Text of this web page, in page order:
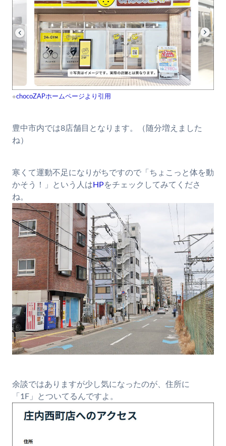
※chocoZAPホームページより引用
豊中市内では8店舗目となります。（随分増えました
ね）
寒くて運動不足になりがちですので「ちょこっと体を動
かそう！」という人は HPをチェックしてみてくださ
ね。
余談ではありますが少し気になったのが、住所に
「1F」とついてるんですよ。